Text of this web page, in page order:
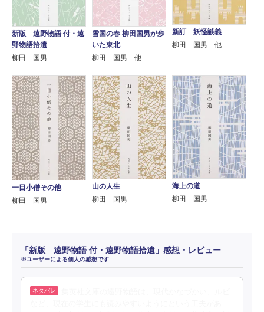
新版 遠野物語 付・遠
野物語拾遺
柳田 国男
雪国の春 柳田国男が歩
いた東北
柳田 国男 他
新訂 妖怪談義
柳田 国男 他
一目小僧その他
柳田 国男
山の人生
柳田 国男
海上の道
柳田 国男
「新版 遠野物語 付・遠野物語拾遺」感想・レビュー
※ユーザーによる個人の感想です